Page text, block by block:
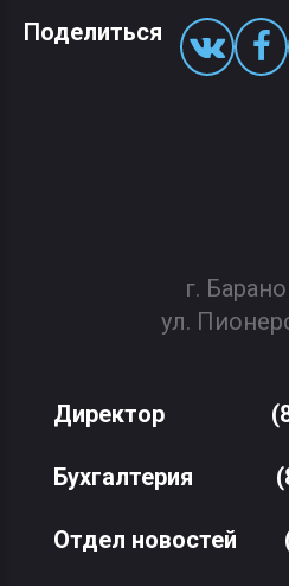
Поделиться
г.
ул.
Директор
Бухгалтерия
Отдел новостей